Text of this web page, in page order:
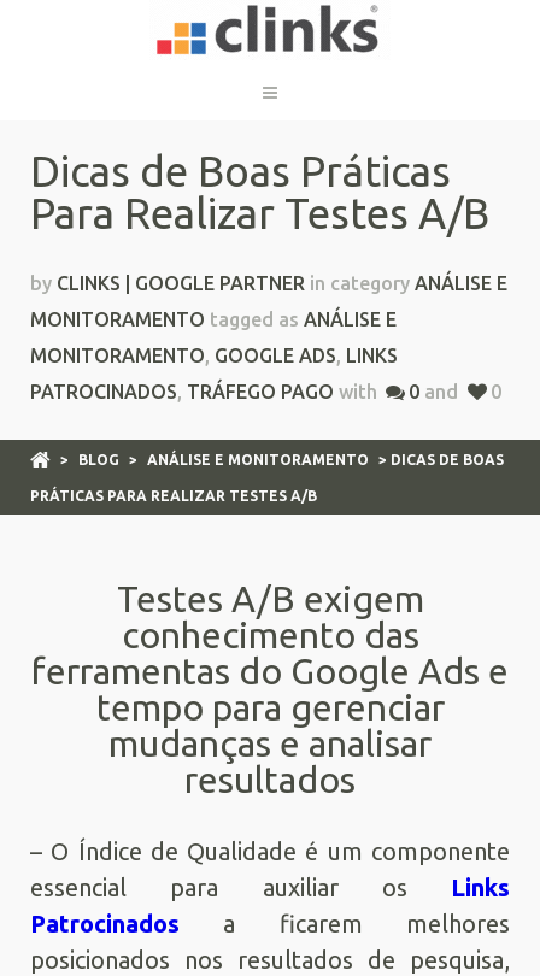
Dicas de Boas Práticas
Para Realizar Testes A/B
by CLINKS | GOOGLE PARTNER in category ANÁLISE E
MONITORAMENTO tagged as ANÁLISE E
MONITORAMENTO, GOOGLE ADS, LINKS
PATROCINADOS, TRÁFEGO PAGO with 0 and 0
> BLOG > ANÁLISE E MONITORAMENTO > DICAS DE BOAS
PRÁTICAS PARA REALIZAR TESTES A/B
Testes A/B exigem
conhecimento das
ferramentas do Google Ads e
tempo para gerenciar
mudanças e analisar
resultados
– O Índice de Qualidade é um componente
essencial para auxiliar os Links
Patrocinados a ficarem melhores
posicionados nos resultados de pesquisa,